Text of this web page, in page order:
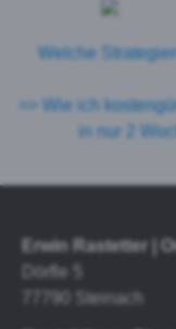
Welche
=> Wie ich
in nur 2
Erwin Rastetter |
Dörfle 5
77790 Steinach